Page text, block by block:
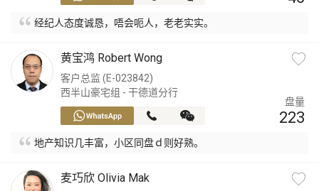
经纪人态度诚恳，唔会呃人，老老实实。
黄宝鸿 Robert Wong
客户总监 (E-023842)
西半山豪宅组 - 干德道分行
地产知识几丰富，小区同盘ｄ则好熟。
盘量
223
麦巧欣 Olivia Mak